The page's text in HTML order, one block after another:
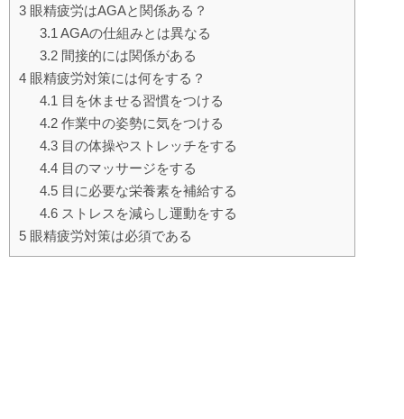
3 眼精疲労はAGAと関係ある？
3.1 AGAの仕組みとは異なる
3.2間接的には関係がある
4 眼精疲労対策には何をする？
4.1 目を休ませる習慣をつける
4.2作業中の姿勢に気をつける
4.3目の体操やストレッチをする
4.4目のマッサージをする
4.5目に必要な栄養素を補給する
4.6ストレスを減らし運動をする
5 眼精疲労対策は必須である